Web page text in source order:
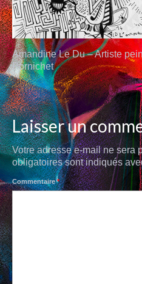
MINES DE
POUPÉES DE
L’INK
CARNET DE
PEINTURE
RACINES
PETIT BOIS
PAPIERS
Amandine Le Du – Artiste
Pornichet
Laisser un
Votre adresse e-mail ne sera
obligatoires sont indiqués
Commentaire*